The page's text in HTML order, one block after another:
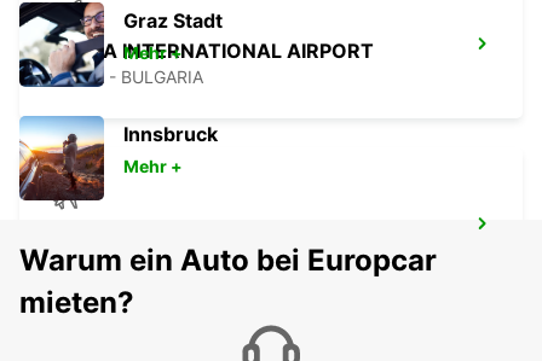
VARNA INTERNATIONAL AIRPORT
VARNA - BULGARIA
SIBIU - ROMANIA
Graz Stadt
Mehr +
Innsbruck
Mehr +
Warum ein Auto bei Europcar
mieten?